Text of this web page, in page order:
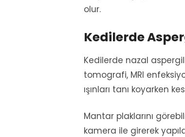
olur.
Kedilerde
Kedilerde nazal
tomografi, MRI
ışınları tanı koyarken
Mantar plaklarını
kamera ile girerek